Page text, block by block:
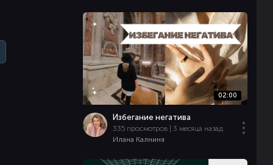
02:00
Избегание негатива
335 просмотров | 3 месяца назад
Илана Калниня